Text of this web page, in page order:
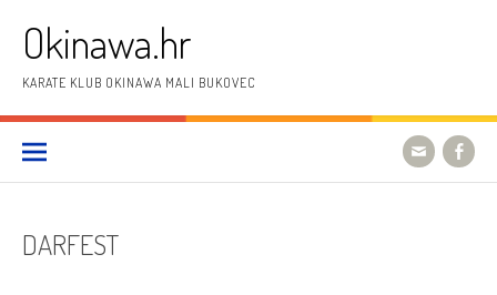
sadržajOkinawa.hr
KARATE KLUB OKINAWA MALI BUKOVEC
DARFEST